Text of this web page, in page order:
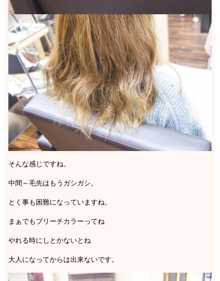
そんな感じですね。
中間～毛先はもうガシガシ。
とく事も困難になっていますね。
まぁでもブリーチカラーってね
やれる時にしとかないとね
大人になってからは出来ないです。